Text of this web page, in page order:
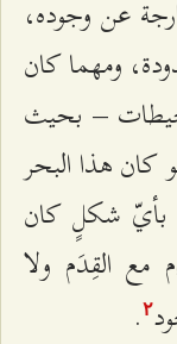
عن وجوده،
ومهما كان
– بحيث
هذا البحر
بأيّ شكلٍ كان
مع القِدَم ولا
٢.